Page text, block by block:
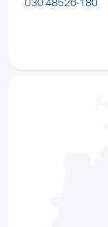
030 48526-180